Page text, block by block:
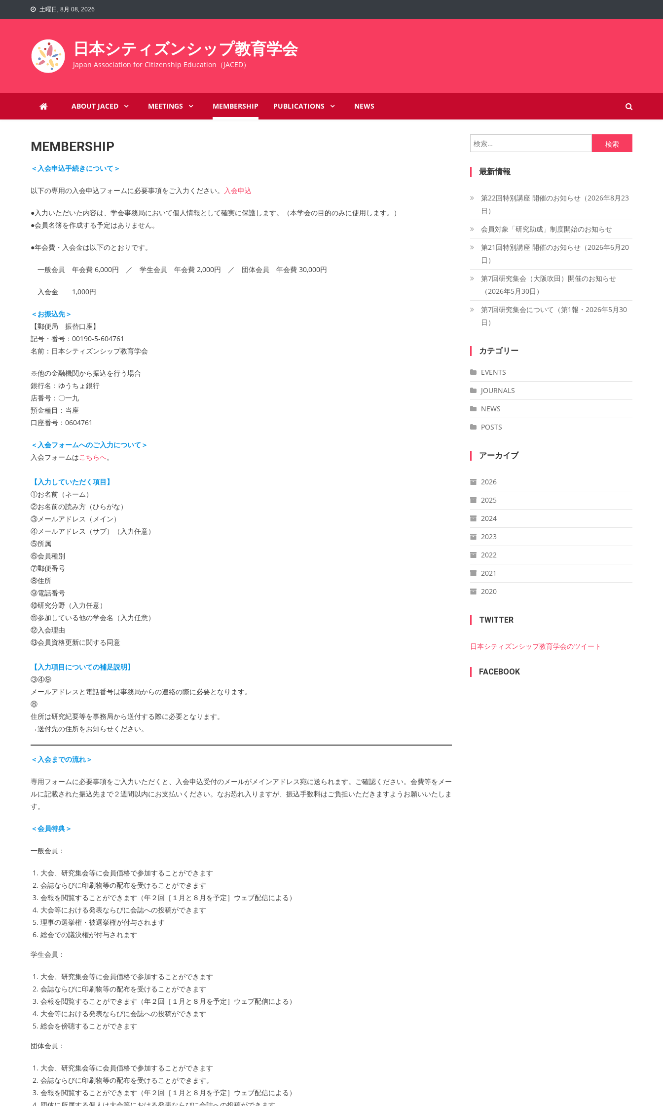
to
土曜日, 8月 08, 2026
日本シティズンシップ教育学会
Japan Association for Citizenship Education（JACED）
ABOUT JACED MEETINGS MEMBERSHIP PUBLICATIONS NEWS
MEMBERSHIP
＜入会申込手続きについて＞
以下の専用の入会申込フォームに必要事項をご入力ください。 入会申込
●入力いただいた内容は、学会事務局において個人情報として確実に保護します。（本学会の目的のみに使用します。）
●会員名簿を作成する予定はありません。
●年会費・入会金は以下のとおりです。
一般会員 年会費 6,000円 ／ 学生会員 年会費 2,000円 ／ 団体会員 年会費 30,000円
入会金 1,000円
＜お振込先＞
【郵便局 振替口座】
記号・番号：00190-5-604761
名前：日本シティズンシップ教育学会
※他の金融機関から振込を行う場合
銀行名：ゆうちょ銀行
店番号：〇一九
預金種目：当座
口座番号：0604761
＜入会フォームへのご入力について＞
入会フォームはこちらへ。
【入力していただく項目】
①お名前（ネーム）
②お名前の読み方（ひらがな）
③メールアドレス（メイン）
④メールアドレス（サブ）（入力任意）
⑤所属
⑥会員種別
⑦郵便番号
⑧住所
⑨電話番号
⑩研究分野（入力任意）
⑪参加している他の学会名（入力任意）
⑫入会理由
⑬会員資格更新に関する同意
【入力項目についての補足説明】
③④⑨
メールアドレスと電話番号は事務局からの連絡の際に必要となります。
⑧
住所は研究紀要等を事務局から送付する際に必要となります。
→送付先の住所をお知らせください。
＜入会までの流れ＞
専用フォームに必要事項をご入力いただくと、入会申込受付のメールがメインアドレス宛に送られます。ご確認ください。会費等をメー
ルに記載された振込先まで２週間以内にお支払いください。なお恐れ入りますが、振込手数料はご負担いただきますようお願いいたしま
す。
＜会員特典＞
一般会員：
大会、研究集会等に会員価格で参加することができます
会誌ならびに印刷物等の配布を受けることができます
会報を閲覧することができます（年２回［１月と８月を予定］ウェブ配信による）
大会等における発表ならびに会誌への投稿ができます
理事の選挙権・被選挙権が付与されます
総会での議決権が付与されます
学生会員：
大会、研究集会等に会員価格で参加することができます
会誌ならびに印刷物等の配布を受けることができます
会報を閲覧することができます（年２回［１月と８月を予定］ウェブ配信による）
大会等における発表ならびに会誌への投稿ができます
総会を傍聴することができます
団体会員：
大会、研究集会等に会員価格で参加することができます
会誌ならびに印刷物等の配布を受けることができます。
会報を閲覧することができます（年２回［１月と８月を予定］ウェブ配信による）
索:
最新情報
第22回特別講座 開催のお知らせ（2026年8月23
日）
会員対象「研究助成」制度開始のお知らせ
第21回特別講座 開催のお知らせ（2026年6月20
日）
第7回研究集会（大阪吹田）開催のお知らせ
（2026年5月30日）
第7回研究集会について（第1報・2026年5月30
日）
カテゴリー
EVENTS
JOURNALS
NEWS
POSTS
アーカイブ
2026
2025
2024
2023
2022
2021
2020
TWITTER
日本シティズンシップ教育学会のツイート
FACEBOOK